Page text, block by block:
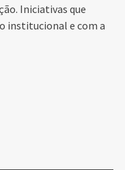
Iniciativas que
institucional e com a